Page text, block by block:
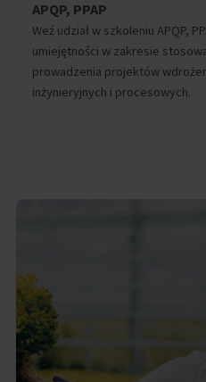
APQP, PPAP
Weź udział w szkoleniu APQP,
umiejętności w zakresie
prowadzenia projektów
inżynieryjnych i procesowych.